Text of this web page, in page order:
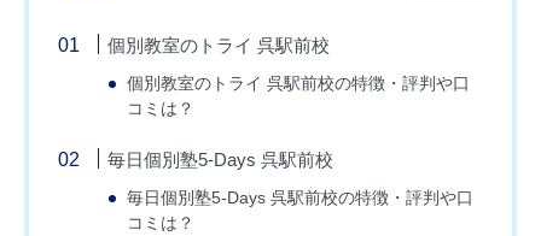
個別教室のトライ 呉駅前校
個別教室のトライ 呉駅前校の特徴・評判や口
コミは？
毎日個別塾5-Days 呉駅前校
毎日個別塾5-Days 呉駅前校の特徴・評判や口
コミは？